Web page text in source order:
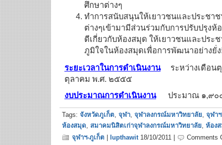
ศึกษาต่างๆ
ทำการสนับสนุนให้เยาวชนและประชา
ต่างๆเข้ามามีส่วนร่วมกับการปรับปรุง
ดีเกี่ยวกับห้องสมุด ให้เยาวชนและประ
ภูมิใจในห้องสมุดเพื่อการพัฒนาอย่างยั่
ระยะเวลาในการดำเนินงาน
ระหว่างเดือน
ตุลาคม พ.ศ. ๒๕๕๕
งบประมาณการดำเนินงาน
ประมาณ ๑,๙๐
Tags: จังหวัดภูเก็ต, จุฬา, จุฬาลงกรณ์มหาวิทยาลัย, จุฬาฯ
ห้องสมุด, สมาคมนิสิตเก่าจุฬาลงกรณ์มหาวิทยาลัย, ห้อง
จุฬาฯ-ภูเก็ต
lupthawit18/10/2011 | Comments